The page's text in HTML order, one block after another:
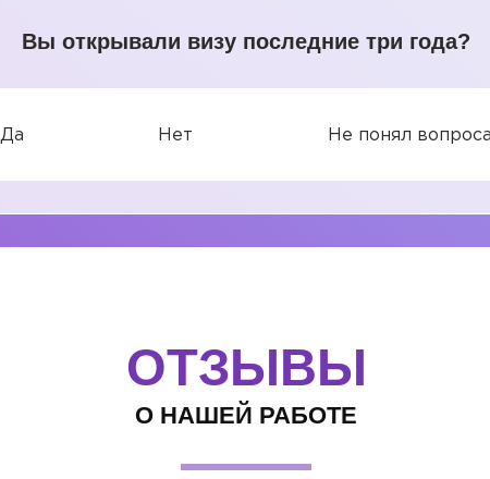
Вы открывали визу последние три года?
Да Нет Не понял
ОТЗЫВЫ
О НАШЕЙ РАБОТЕ